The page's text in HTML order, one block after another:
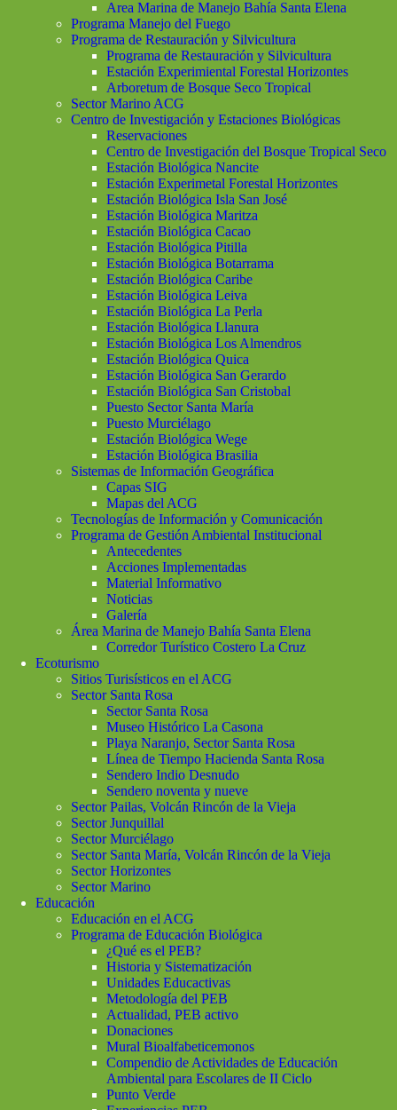
Area Marina de Manejo Bahía Santa Elena
Programa Manejo del Fuego
Programa de Restauración y Silvicultura
Programa de Restauración y Silvicultura
Estación Experimiental Forestal Horizontes
Arboretum de Bosque Seco Tropical
Sector Marino ACG
Centro de Investigación y Estaciones Biológicas
Reservaciones
Centro de Investigación del Bosque Tropical Seco
Estación Biológica Nancite
Estación Experimetal Forestal Horizontes
Estación Biológica Isla San José
Estación Biológica Maritza
Estación Biológica Cacao
Estación Biológica Pitilla
Estación Biológica Botarrama
Estación Biológica Caribe
Estación Biológica Leiva
Estación Biológica La Perla
Estación Biológica Llanura
Estación Biológica Los Almendros
Estación Biológica Quica
Estación Biológica San Gerardo
Estación Biológica San Cristobal
Puesto Sector Santa María
Puesto Murciélago
Estación Biológica Wege
Estación Biológica Brasilia
Sistemas de Información Geográfica
Capas SIG
Mapas del ACG
Tecnologías de Información y Comunicación
Programa de Gestión Ambiental Institucional
Antecedentes
Acciones Implementadas
Material Informativo
Noticias
Galería
Área Marina de Manejo Bahía Santa Elena
Corredor Turístico Costero La Cruz
Ecoturismo
Sitios Turisísticos en el ACG
Sector Santa Rosa
Sector Santa Rosa
Museo Histórico La Casona
Playa Naranjo, Sector Santa Rosa
Línea de Tiempo Hacienda Santa Rosa
Sendero Indio Desnudo
Sendero noventa y nueve
Sector Pailas, Volcán Rincón de la Vieja
Sector Junquillal
Sector Murciélago
Sector Santa María, Volcán Rincón de la Vieja
Sector Horizontes
Sector Marino
Educación
Educación en el ACG
Programa de Educación Biológica
¿Qué es el PEB?
Historia y Sistematización
Unidades Educactivas
Metodología del PEB
Actualidad, PEB activo
Donaciones
Mural Bioalfabeticemonos
Compendio de Actividades de Educación
Ambiental para Escolares de II Ciclo
Punto Verde